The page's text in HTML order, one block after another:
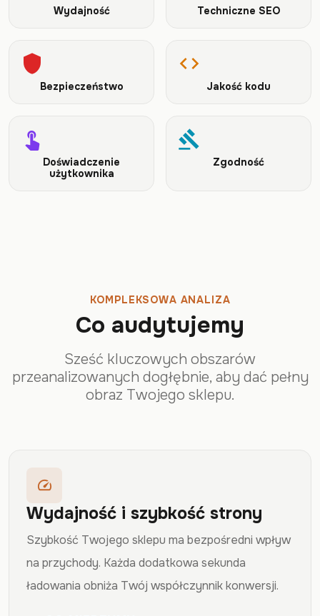
Wydajność Techniczne SEO
shield
Bezpieczeństwo
code
Jakość kodu
touch_app
Doświadczenie
użytkownika
gavel
Zgodność
KOMPLEKSOWA ANALIZA
Co audytujemy
Sześć kluczowych obszarów
przeanalizowanych dogłębnie, aby dać pełny
obraz Twojego sklepu.
speed
Wydajność i szybkość strony
Szybkość Twojego sklepu ma bezpośredni wpływ
na przychody. Każda dodatkowa sekunda
ładowania obniża Twój współczynnik konwersji.